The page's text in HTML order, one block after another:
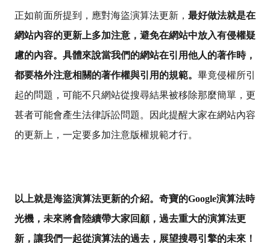
正如前面所提到，應對海盜演算法更新， 最好做法就是在
網站內容的更新上多加注意，避免在網站中放入有侵權疑
慮的內容。具體來說當我們的網站在引用他人的著作時，
都要格外注意相關的著作權與引用的規範。 畢竟侵權所引
起的問題，可能不只網站從搜尋結果被移除那麼簡單，更
甚者可能會產生法律訴訟問題。因此提醒大家在網站內容
的更新上，一定要多加注意版權規範才行。
以上就是海盜演算法更新的介紹。奇寶的Google演算法時
光機，未來將會陸續帶大家回顧，過去重大的演算法更
新，讓我們一起從演算法的過去，展望搜尋引擎的未來！